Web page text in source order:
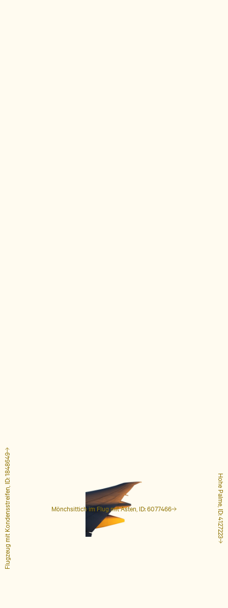
Mönchsittich im Flug mit Ästen, ID: 6077466 Hohe Palme, ID: 4127223
Flugzeug mit Kondensstreifen, ID: 1848649